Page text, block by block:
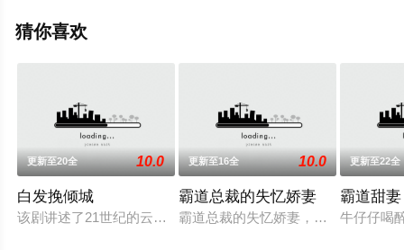
猜你喜欢
更新至20全 10.0
白发挽倾城
该剧讲述了21世纪的云挽歌穿越到了胆小懦弱的丞相嫡女云挽歌
更新至16全 10.0
霸道总裁的失忆娇妻
霸道总裁的失忆娇妻，总裁阿航的娇
更新至22全
霸道甜妻
牛仔仔喝